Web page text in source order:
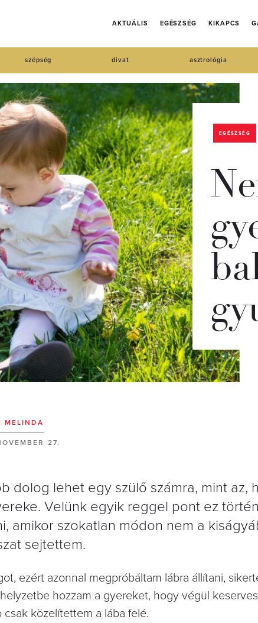
AKTUÁLIS EGÉSZSÉG KIKAPCS
szépség divat asztrológia
EGÉSZSÉG
MELINDA
27.
dolog lehet egy szülő számra, mint az,
Velünk egyik reggel pont ez
amikor szokatlan módon nem a
sejtettem.
ezért azonnal megpróbáltam lábra állítani,
hozzam a gyereket, hogy végül
közelítettem a lába felé.